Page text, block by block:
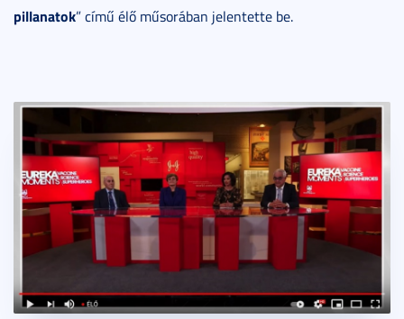
pillanatok” című élő műsorában jelentette be.